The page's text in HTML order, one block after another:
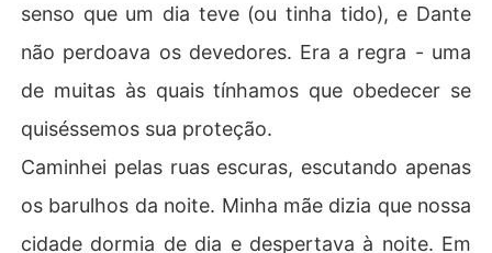
senso que um dia teve (ou tinha tido), e Dante
não perdoava os devedores. Era a regra - uma
de muitas às quais tínhamos que obedecer se
quiséssemos sua proteção.
Caminhei pelas ruas escuras, escutando apenas
os barulhos da noite. Minha mãe dizia que nossa
cidade dormia de dia e despertava à noite. Em